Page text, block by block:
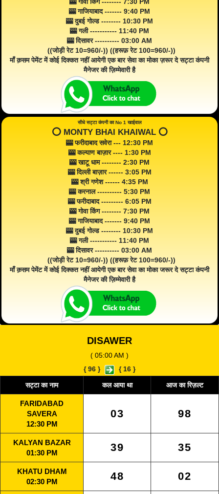
🎰 गोवा किंग -------- 7:30 PM
🎰 गाजियाबाद ------- 9:40 PM
🎰 दुबई गोल्ड -------- 10:30 PM
🎰 गली ----------- 11:40 PM
🎰 दिसावर ---------- 03:00 AM
((जोड़ी रेट 10=960/-)) ((हरूफ़ रेट 100=960/-))
माँ क़सम पेमेंट में कोई दिक्कत नहीं आयेगी एक बार सेवा का मोका ज़रूर दे सट्टा कंपनी
मैनेजर की ज़िम्मेवारी है
सीधे सट्टा कंपनी का No 1 खाईवाल
⭕️ MONTY BHAI KHAIWAL ⭕️
🎰 फरीदाबाद सवेरा --- 12:30 PM
🎰 कल्याण बाज़ार ---- 1:30 PM
🎰 खाटू धाम -------- 2:30 PM
🎰 दिल्ली बाज़ार ------ 3:05 PM
🎰 श्री गणेश ------ 4:35 PM
🎰 करनाल ---------- 5:30 PM
🎰 फरीदाबाद --------- 6:05 PM
🎰 गोवा किंग -------- 7:30 PM
🎰 गाजियाबाद ------- 9:40 PM
🎰 दुबई गोल्ड -------- 10:30 PM
🎰 गली ----------- 11:40 PM
🎰 दिसावर ---------- 03:00 AM
((जोड़ी रेट 10=960/-)) ((हरूफ़ रेट 100=960/-))
माँ क़सम पेमेंट में कोई दिक्कत नहीं आयेगी एक बार सेवा का मोका जरूर दे सट्टा कंपनी
मैनेजर की ज़िम्मेवारी है
DISAWER
( 05:00 AM )
{96 } {16 }
सट्टा का नाम कल आया था आज का रिज़ल्ट
FARIDABAD
SAVERA
12:30 PM
03 98
KALYAN BAZAR
01:30 PM
39 35
KHATU DHAM
02:30 PM
48 02